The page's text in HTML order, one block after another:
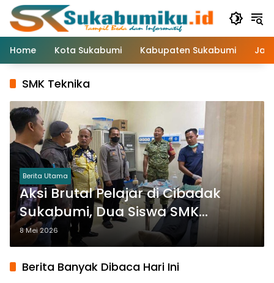
Langsung
konten
Home
Kota Sukabumi Kabupaten Sukabumi
SMK Teknika
Berita Utama
Aksi Brutal Pelajar di Cibadak
Sukabumi, Dua Siswa SMK
Pertanian Dibacok
8 Mei 2026
Berita Banyak Dibaca Hari Ini